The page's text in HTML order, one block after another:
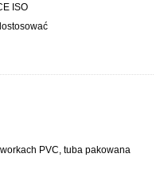
ISO
PVC, tuba pakowana